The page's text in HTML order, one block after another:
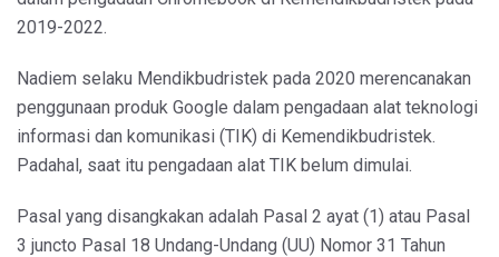
2019-2022.
Nadiem selaku Mendikbudristek pada 2020 merencanakan
penggunaan produk Google dalam pengadaan alat teknologi
informasi dan komunikasi (TIK) di Kemendikbudristek.
Padahal, saat itu pengadaan alat TIK belum dimulai.
Pasal yang disangkakan adalah Pasal 2 ayat (1) atau Pasal
3 juncto Pasal 18 Undang-Undang (UU) Nomor 31 Tahun